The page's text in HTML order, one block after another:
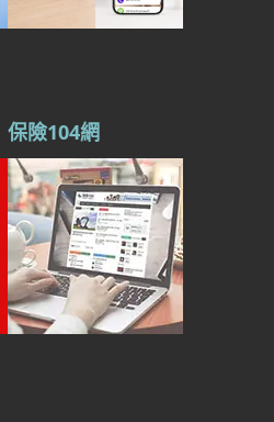
保險104網